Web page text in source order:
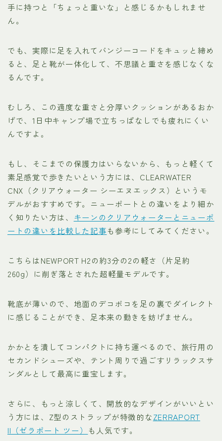
手に持つと「ちょっと重いな」と感じるかもしれませ
ん。
でも、実際に足を入れてバンジーコードをキュッと締め
ると、足と靴が一体化して、不思議と重さを感じなくな
るんです。
むしろ、この適度な重さと分厚いクッションがあるおか
げで、1日中キャンプ場で立ちっぱなしでも疲れにくい
んですよ。
もし、そこまでの保護力はいらないから、もっと軽くて
素足感覚で歩きたいという方には、CLEARWATER
CNX（クリアウォーター シーエヌエックス）というモ
デルがおすすめです。ニューポートとの違いをより細か
く知りたい方は、 キーンのクリアウォーターとニューポ
ートの違いを比較した記事も参考にしてみてください。
こちらはNEWPORT H2の約3分の2の軽さ（片足約
260g）に削ぎ落とされた超軽量モデルです。
靴底が薄いので、地面のデコボコを足の裏でダイレクト
に感じることができ、足本来の動きを妨げません。
かかとを潰してコンパクトに持ち運べるので、旅行用の
セカンドシューズや、テント周りで過ごすリラックスサ
ンダルとして最高に重宝します。
さらに、もっと涼しくて、開放的なデザインがいいとい
う方には、Z型のストラップが特徴的なZERRAPORT
II（ゼラポート ツー） も人気です。